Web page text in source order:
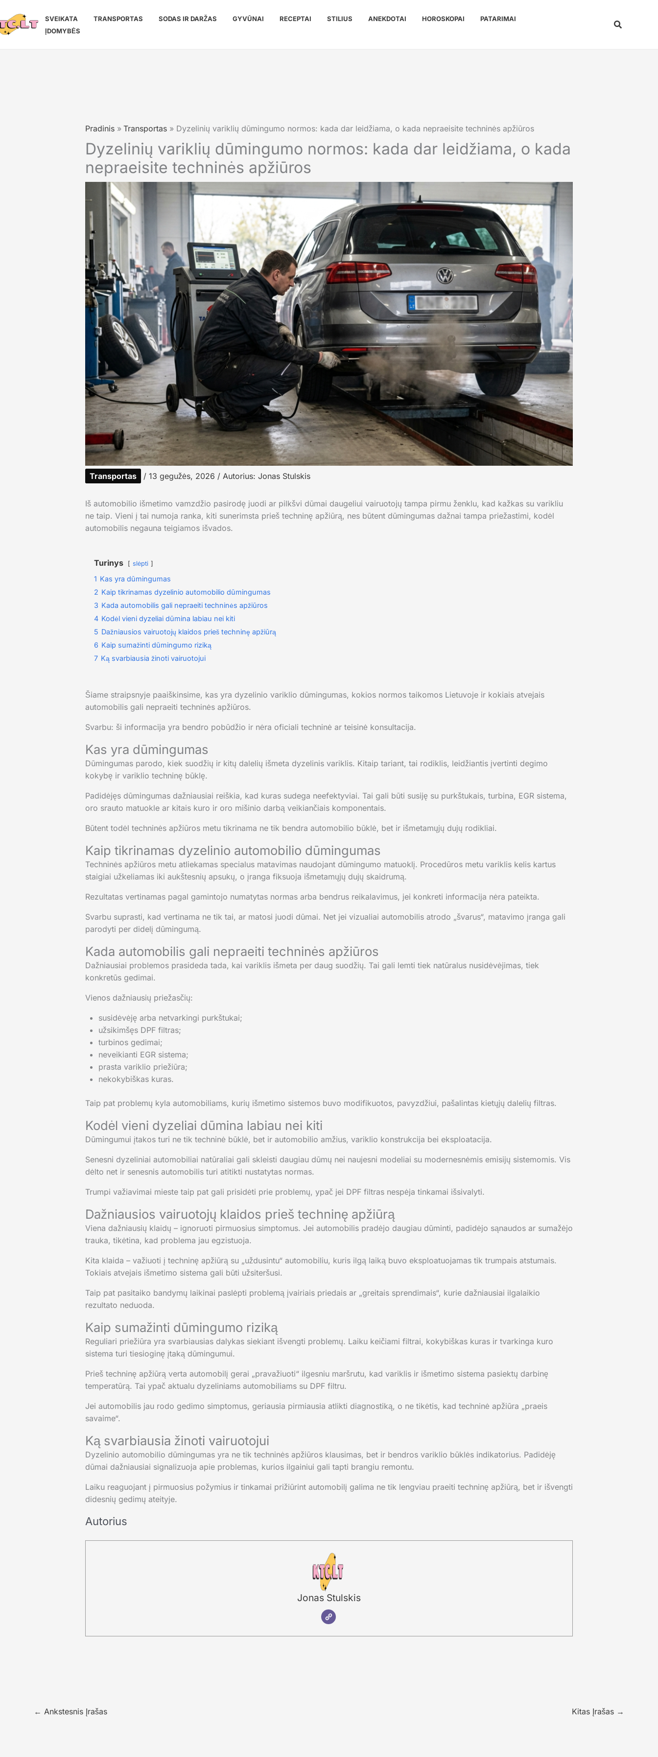
prie
turinio
SVEIKATA TRANSPORTAS SODAS IR DARŽAS GYVŪNAI RECEPTAI STILIUS ANEKDOTAI HOROSKOPAI
PATARIMAI
ĮDOMYBĖS
Paieška
Pradinis Transportas Dyzelinių variklių dūmingumo normos: kada dar leidžiama, o kada nepraeisite techninės apžiūros
Dyzelinių variklių dūmingumo normos: kada dar leidžiama, o kada
nepraeisite techninės apžiūros
Transportas / 13 gegužės, 2026 / Autorius: Jonas Stulskis
Iš automobilio išmetimo vamzdžio pasirodę juodi ar pilkšvi dūmai daugeliui vairuotojų tampa pirmu ženklu, kad kažkas su varikliu
ne taip. Vieni į tai numoja ranka, kiti sunerimsta prieš techninę apžiūrą, nes būtent dūmingumas dažnai tampa priežastimi, kodėl
automobilis negauna teigiamos išvados.
Turinys slėpti
1 Kas yra dūmingumas
2 Kaip tikrinamas dyzelinio automobilio dūmingumas
3 Kada automobilis gali nepraeiti techninės apžiūros
4 Kodėl vieni dyzeliai dūmina labiau nei kiti
5 Dažniausios vairuotojų klaidos prieš techninę apžiūrą
6 Kaip sumažinti dūmingumo riziką
7 Ką svarbiausia žinoti vairuotojui
Šiame straipsnyje paaiškinsime, kas yra dyzelinio variklio dūmingumas, kokios normos taikomos Lietuvoje ir kokiais atvejais
automobilis gali nepraeiti techninės apžiūros.
Svarbu: ši informacija yra bendro pobūdžio ir nėra oficiali techninė ar teisinė konsultacija.
Kas yra dūmingumas
Dūmingumas parodo, kiek suodžių ir kitų dalelių išmeta dyzelinis variklis. Kitaip tariant, tai rodiklis, leidžiantis įvertinti degimo
kokybę ir variklio techninę būklę.
Padidėjęs dūmingumas dažniausiai reiškia, kad kuras sudega neefektyviai. Tai gali būti susiję su purkštukais, turbina, EGR sistema,
oro srauto matuokle ar kitais kuro ir oro mišinio darbą veikiančiais komponentais.
Būtent todėl techninės apžiūros metu tikrinama ne tik bendra automobilio būklė, bet ir išmetamųjų dujų rodikliai.
Kaip tikrinamas dyzelinio automobilio dūmingumas
Techninės apžiūros metu atliekamas specialus matavimas naudojant dūmingumo matuoklį. Procedūros metu variklis kelis kartus
staigiai užkeliamas iki aukštesnių apsukų, o įranga fiksuoja išmetamųjų dujų skaidrumą.
Rezultatas vertinamas pagal gamintojo numatytas normas arba bendrus reikalavimus, jei konkreti informacija nėra pateikta.
Svarbu suprasti, kad vertinama ne tik tai, ar matosi juodi dūmai. Net jei vizualiai automobilis atrodo „švarus“, matavimo įranga gali
parodyti per didelį dūmingumą.
Kada automobilis gali nepraeiti techninės apžiūros
Dažniausiai problemos prasideda tada, kai variklis išmeta per daug suodžių. Tai gali lemti tiek natūralus nusidėvėjimas, tiek
konkretūs gedimai.
Vienos dažniausių priežasčių:
susidėvėję arba netvarkingi purkštukai;
užsikimšęs DPF filtras;
turbinos gedimai;
neveikianti EGR sistema;
prasta variklio priežiūra;
nekokybiškas kuras.
Taip pat problemų kyla automobiliams, kurių išmetimo sistemos buvo modifikuotos, pavyzdžiui, pašalintas kietųjų dalelių filtras.
Kodėl vieni dyzeliai dūmina labiau nei kiti
Dūmingumui įtakos turi ne tik techninė būklė, bet ir automobilio amžius, variklio konstrukcija bei eksploatacija.
Senesni dyzeliniai automobiliai natūraliai gali skleisti daugiau dūmų nei naujesni modeliai su modernesnėmis emisijų sistemomis. Vis
dėlto net ir senesnis automobilis turi atitikti nustatytas normas.
Trumpi važiavimai mieste taip pat gali prisidėti prie problemų, ypač jei DPF filtras nespėja tinkamai išsivalyti.
Dažniausios vairuotojų klaidos prieš techninę apžiūrą
Viena dažniausių klaidų – ignoruoti pirmuosius simptomus. Jei automobilis pradėjo daugiau dūminti, padidėjo sąnaudos ar sumažėjo
trauka, tikėtina, kad problema jau egzistuoja.
Kita klaida – važiuoti į techninę apžiūrą su „uždusintu“ automobiliu, kuris ilgą laiką buvo eksploatuojamas tik trumpais atstumais.
Tokiais atvejais išmetimo sistema gali būti užsiteršusi.
Taip pat pasitaiko bandymų laikinai paslėpti problemą įvairiais priedais ar „greitais sprendimais“, kurie dažniausiai ilgalaikio
rezultato neduoda.
Kaip sumažinti dūmingumo riziką
Reguliari priežiūra yra svarbiausias dalykas siekiant išvengti problemų. Laiku keičiami filtrai, kokybiškas kuras ir tvarkinga kuro
sistema turi tiesioginę įtaką dūmingumui.
Prieš techninę apžiūrą verta automobilį gerai „pravažiuoti“ ilgesniu maršrutu, kad variklis ir išmetimo sistema pasiektų darbinę
temperatūrą. Tai ypač aktualu dyzeliniams automobiliams su DPF filtru.
Jei automobilis jau rodo gedimo simptomus, geriausia pirmiausia atlikti diagnostiką, o ne tikėtis, kad techninė apžiūra „praeis
savaime“.
Ką svarbiausia žinoti vairuotojui
Dyzelinio automobilio dūmingumas yra ne tik techninės apžiūros klausimas, bet ir bendros variklio būklės indikatorius. Padidėję
dūmai dažniausiai signalizuoja apie problemas, kurios ilgainiui gali tapti brangiu remontu.
Laiku reaguojant į pirmuosius požymius ir tinkamai prižiūrint automobilį galima ne tik lengviau praeiti techninę apžiūrą, bet ir išvengti
didesnių gedimų ateityje.
Autorius
Jonas Stulskis
← Ankstesnis Įrašas Kitas Įrašas →